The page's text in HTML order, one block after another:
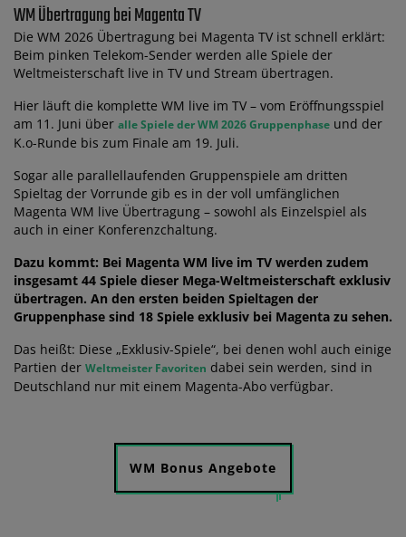
WM Übertragung bei Magenta TV
Die WM 2026 Übertragung bei Magenta TV ist schnell erklärt:
Beim pinken Telekom-Sender werden alle Spiele der
Weltmeisterschaft live in TV und Stream übertragen.
Hier läuft die komplette WM live im TV – vom Eröffnungsspiel
am 11. Juni über alle Spiele der WM 2026 Gruppenphase und der
K.o-Runde bis zum Finale am 19. Juli.
Sogar alle parallellaufenden Gruppenspiele am dritten
Spieltag der Vorrunde gib es in der voll umfänglichen
Magenta WM live Übertragung – sowohl als Einzelspiel als
auch in einer Konferenzchaltung.
Dazu kommt: Bei Magenta WM live im TV werden zudem
insgesamt 44 Spiele dieser Mega-Weltmeisterschaft exklusiv
übertragen. An den ersten beiden Spieltagen der
Gruppenphase sind 18 Spiele exklusiv bei Magenta zu sehen.
Das heißt: Diese „Exklusiv-Spiele“, bei denen wohl auch einige
Partien der Weltmeister Favoriten dabei sein werden, sind in
Deutschland nur mit einem Magenta-Abo verfügbar.
WM Bonus Angebote